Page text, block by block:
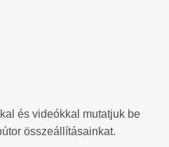
és videókkal mutatjuk be
összeállításainkat.